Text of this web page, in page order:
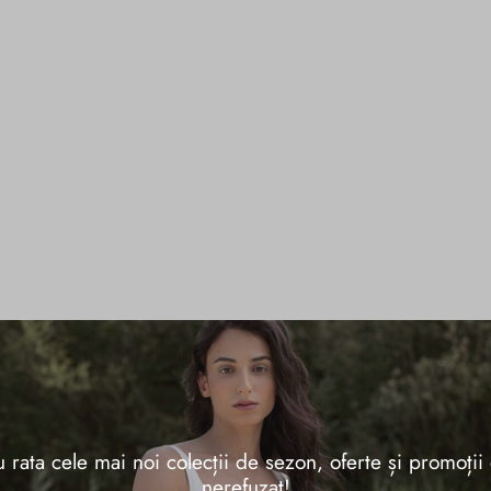
rata cele mai noi colecții de sezon, oferte și promoții